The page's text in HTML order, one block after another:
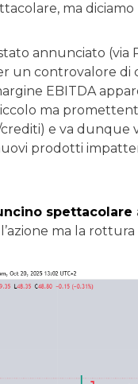
ma
annunciato (via
un controvalore di
EBITDA
ma
e va dunque
prodotti
spettacolare
ma la